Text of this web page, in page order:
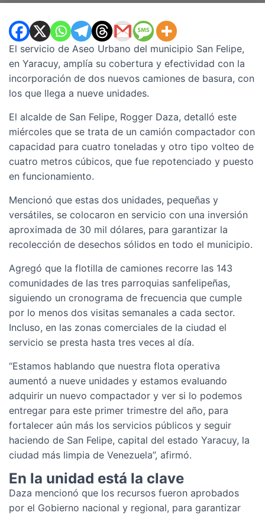
El servicio de Aseo Urbano del municipio San Felipe,
en Yaracuy, amplía su cobertura y efectividad con la
incorporación de dos nuevos camiones de basura, con
los que llega a nueve unidades.
El alcalde de San Felipe, Rogger Daza, detalló este
miércoles que se trata de un camión compactador con
capacidad para cuatro toneladas y otro tipo volteo de
cuatro metros cúbicos, que fue repotenciado y puesto
en funcionamiento.
Mencionó que estas dos unidades, pequeñas y
versátiles, se colocaron en servicio con una inversión
aproximada de 30 mil dólares, para garantizar la
recolección de desechos sólidos en todo el municipio.
Agregó que la flotilla de camiones recorre las 143
comunidades de las tres parroquias sanfelipeñas,
siguiendo un cronograma de frecuencia que cumple
por lo menos dos visitas semanales a cada sector.
Incluso, en las zonas comerciales de la ciudad el
servicio se presta hasta tres veces al día.
“Estamos hablando que nuestra flota operativa
aumentó a nueve unidades y estamos evaluando
adquirir un nuevo compactador y ver si lo podemos
entregar para este primer trimestre del año, para
fortalecer aún más los servicios públicos y seguir
haciendo de San Felipe, capital del estado Yaracuy, la
ciudad más limpia de Venezuela”, afirmó.
En la unidad está la clave
Daza mencionó que los recursos fueron aprobados
por el Gobierno nacional y regional, para garantizar